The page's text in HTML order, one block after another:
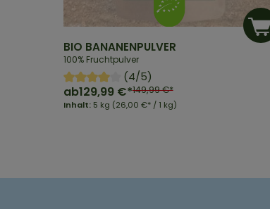
BIO BANANENPULVER
100% Fruchtpulver
(4/5)
Inhalt: 5 kg (26,00 €* / 1 kg)
149,99 €*
ab129,99 €*